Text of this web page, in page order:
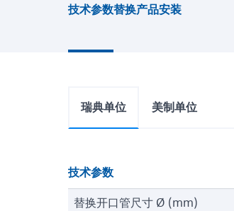
技术参数替换产品安装
瑞典单位 美制单位
技术参数
替换开口管尺寸 Ø (mm)